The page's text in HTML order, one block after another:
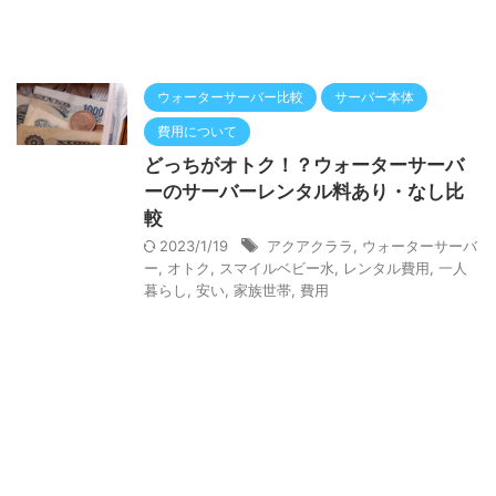
ウォーターサーバー比較 サーバー本体
費用について
どっちがオトク！？ウォーターサーバ
ーのサーバーレンタル料あり・なし比
較
2023/1/19 アクアクララ
ウォーターサーバ
ー
オトク スマイルベビー水 レンタル費用 一人
暮らし
安い 家族世帯 費用